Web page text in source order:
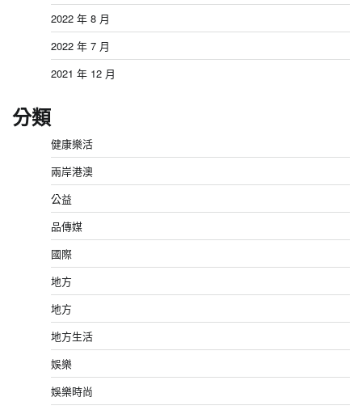
2022 年 8 月
2022 年 7 月
2021 年 12 月
分類
健康樂活
兩岸港澳
公益
品傳媒
國際
地方
地方
地方生活
娛樂
娛樂時尚